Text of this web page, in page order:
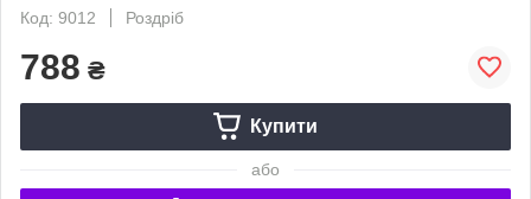
Код: 9012
Роздріб
788 ₴
Купити
або